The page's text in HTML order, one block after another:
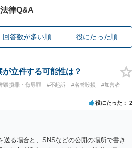
律Q&A
回答数が多い順 役にたった順
立件する可能性は？
毀損罪・侮辱罪 #不起訴 #名誉毀損
#加害者
役にたった 2
送る場合と、SNSなどの公開の場所で書き